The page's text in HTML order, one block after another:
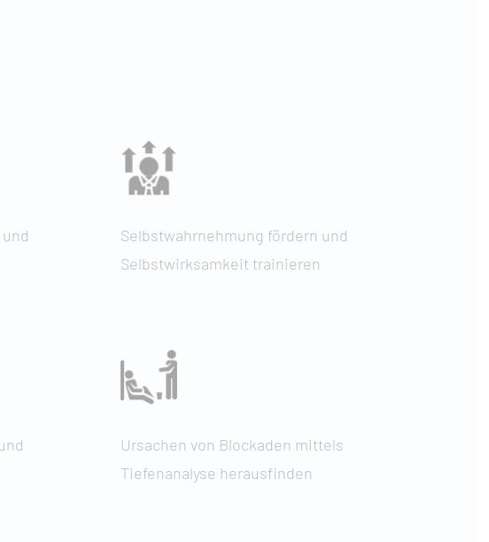
Selbstwahrnehmung fördern und
Selbstwirksamkeit trainieren
Ursachen von Blockaden mittels
Tiefenanalyse herausfinden